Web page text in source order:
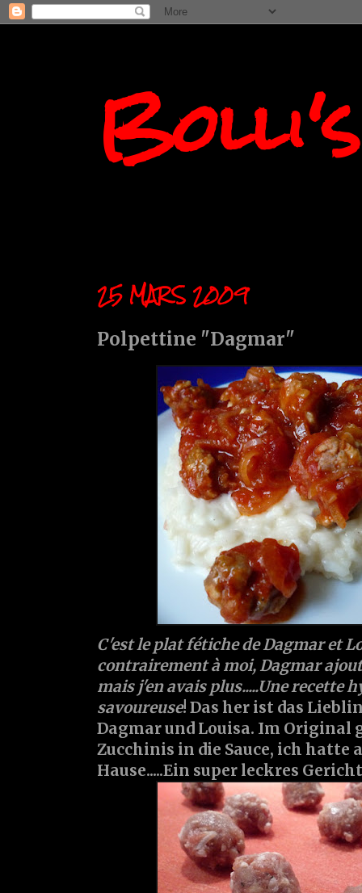
25 MARS 2009
Polpettine "Dagmar"
C'est le plat fétiche de Dagmar et
contrairement à moi, Dagmar
mais j'en avais plus.....Une recette
savoureuse! Das her ist das
Dagmar und Louisa. Im Original
Zucchinis in die Sauce, ich hatte
Hause.....Ein super leckres